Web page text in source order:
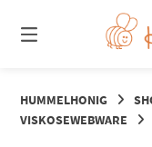
zum
Inhalt
HUMMELHONIG
VISKOSEWEBWARE